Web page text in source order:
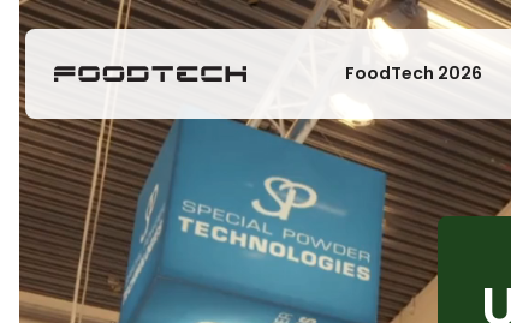
FoodTech 2026